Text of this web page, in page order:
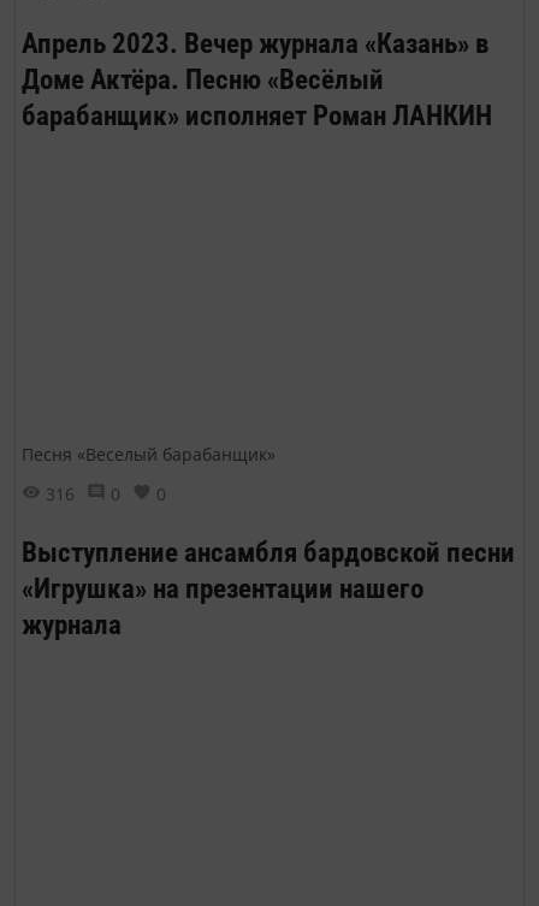
Апрель 2023. Вечер журнала «Казань» в
Доме Актёра. Песню «Весёлый
барабанщик» исполняет Роман ЛАНКИН
Песня «Веселый барабанщик»
316
0 0
Выступление ансамбля бардовской песни
«Игрушка» на презентации нашего
журнала